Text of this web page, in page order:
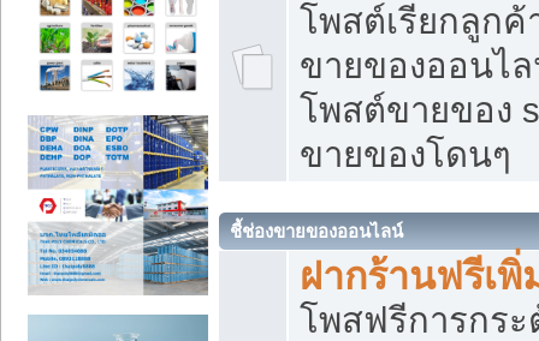
โพสต์เรียกลูกค้
ขายของออนไ
โพสต์ขายของ
ขายของโดนๆ
ชี้ช่องขายของออนไลน์
ฝากร้านฟรีเ
โพสฟรีการกร